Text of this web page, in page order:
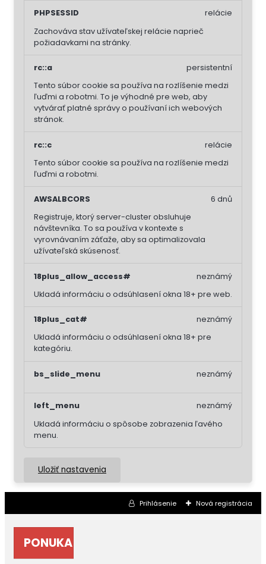
PHPSESSID
Zachováva stav užívateľskej relácie naprieč
požiadavkami na stránky.
relácie
rc::a
Tento súbor cookie sa používa na rozlíšenie medzi
ľuďmi a robotmi. To je výhodné pre web, aby
vytvárať platné správy o používaní ich webových
stránok.
persistentní
rc::c
Tento súbor cookie sa používa na rozlíšenie medzi
ľuďmi a robotmi.
relácie
AWSALBCORS
Registruje, ktorý server-cluster obsluhuje
návštevníka. To sa používa v kontexte s
vyrovnávaním záťaže, aby sa optimalizovala
užívateľská skúsenosť.
6 dnů
18plus_allow_access#
Ukladá informáciu o odsúhlasení okna 18+ pre web.
neznámý
18plus_cat#
Ukladá informáciu o odsúhlasení okna 18+ pre
kategóriu.
neznámý
bs_slide_menu neznámý
left_menu
Ukladá informáciu o spôsobe zobrazenia ľavého
menu.
neznámý
Uložiť nastavenia
Prihlásenie Nová registrácia
PONUKA